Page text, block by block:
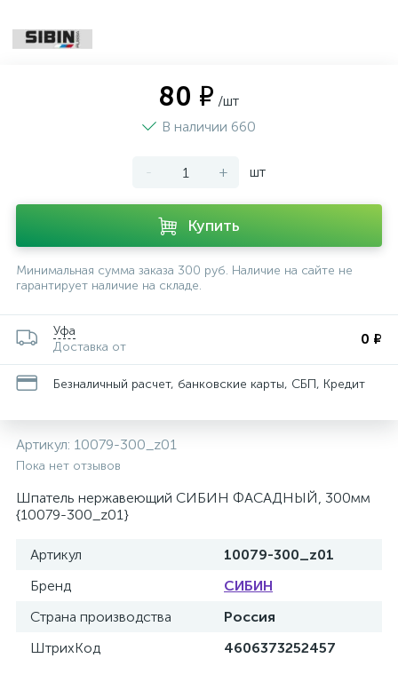
80 ₽ /шт
В наличии 660
- + шт
Купить
Минимальная сумма заказа 300 руб. Наличие на сайте не
гарантирует наличие на складе.
Уфа
Доставка от
0 ₽
Безналичный расчет, банковские карты, СБП, Кредит
Артикул: 10079-300_z01
Пока нет отзывов
Шпатель нержавеющий СИБИН ФАСАДНЫЙ, 300мм
{10079-300_z01}
Артикул
10079-300_z01
Бренд
СИБИН
Страна производства
Россия
ШтрихКод
4606373252457